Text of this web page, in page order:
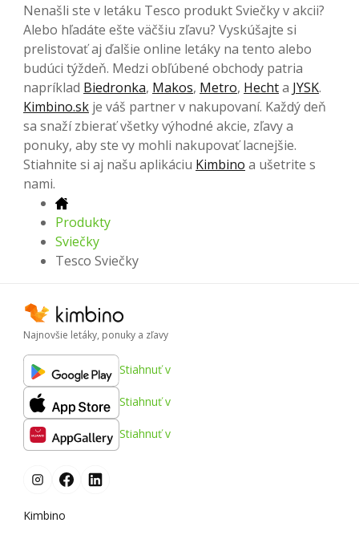
Nenašli ste v letáku Tesco produkt Sviečky v akcii?
Alebo hľadáte ešte väčšiu zľavu? Vyskúšajte si
prelistovať aj ďalšie online letáky na tento alebo
budúci týždeň. Medzi obľúbené obchody patria
napríklad Biedronka, Makos, Metro, Hechta JYSK.
Kimbino.sk je váš partner v nakupovaní. Každý deň
sa snaží zbierať všetky výhodné akcie, zľavy a
ponuky, aby ste vy mohli nakupovať lacnejšie.
Stiahnite si aj našu aplikáciu Kimbino a ušetrite s
nami.
Produkty
Sviečky
Tesco Sviečky
Najnovšie letáky, ponuky a zľavy
Stiahnuť v
Stiahnuť v
Stiahnuť v
Kimbino